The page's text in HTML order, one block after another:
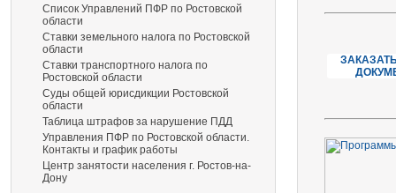
Список Управлений ПФР по Ростовской
области
Ставки земельного налога по Ростовской
области
Ставки транспортного налога по
Ростовской области
Суды общей юрисдикции Ростовской
области
Таблица штрафов за нарушение ПДД
Управления ПФР по Ростовской области.
Контакты и график работы
Центр занятости населения г. Ростов-на-
Дону